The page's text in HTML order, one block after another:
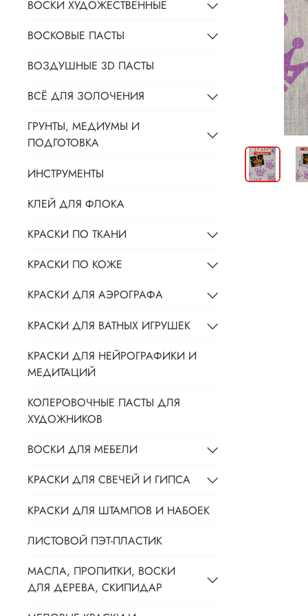
ВОСКИ ХУДОЖЕСТВЕННЫЕ
ВОСКОВЫЕ ПАСТЫ
ВОЗДУШНЫЕ 3D ПАСТЫ
ВСЁ ДЛЯ ЗОЛОЧЕНИЯ
ГРУНТЫ, МЕДИУМЫ И
ПОДГОТОВКА
ИНСТРУМЕНТЫ
КЛЕЙ ДЛЯ ФЛОКА
КРАСКИ ПО ТКАНИ
КРАСКИ ПО КОЖЕ
КРАСКИ ДЛЯ АЭРОГРАФА
КРАСКИ ДЛЯ ВАТНЫХ ИГРУШЕК
КРАСКИ ДЛЯ НЕЙРОГРАФИКИ И
МЕДИТАЦИЙ
КОЛЕРОВОЧНЫЕ ПАСТЫ ДЛЯ
ХУДОЖНИКОВ
ВОСКИ ДЛЯ МЕБЕЛИ
КРАСКИ ДЛЯ СВЕЧЕЙ И ГИПСА
КРАСКИ ДЛЯ ШТАМПОВ И НАБОЕК
ЛИСТОВОЙ ПЭТ-ПЛАСТИК
МАСЛА, ПРОПИТКИ, ВОСКИ
ДЛЯ ДЕРЕВА, СКИПИДАР